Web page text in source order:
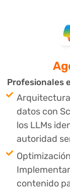
Profesionales
datos con
los LLMs
autoridad
contenido